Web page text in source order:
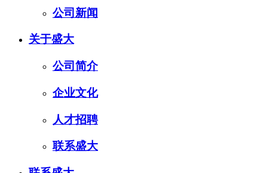
公司新闻
关于盛大
公司简介
企业文化
人才招聘
联系盛大